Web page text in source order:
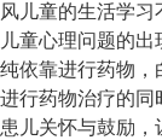
风儿童的生活学
儿童心理问题的
纯依靠进行药物，
进行药物治疗的同
患儿关怀与鼓励，